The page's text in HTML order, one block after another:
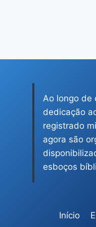
Ao longo de
dedicação
registrado
agora são
esboços
Início